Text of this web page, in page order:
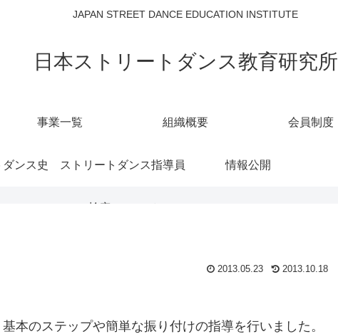
JAPAN STREET DANCE EDUCATION INSTITUTE
日本ストリートダンス教育研究所
事業一覧 組織概要 会員制度
ンス史 ストリートダンス指導員
検定について
情報公開
2013.10.18
2013.05.23
本のステップや簡単な振り付けの指導を行いました。